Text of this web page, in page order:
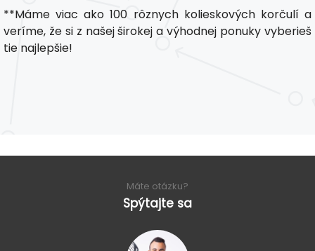
**Máme viac ako 100 rôznych kolieskových korčulí a
veríme, že si z našej širokej a výhodnej ponuky vyberieš
tie najlepšie!
Máte otázku?
Spýtajte sa